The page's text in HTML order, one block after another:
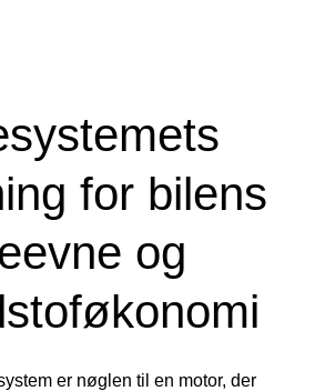
for bilens
og
er nøglen til en motor, der